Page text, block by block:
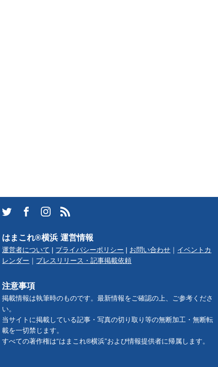
はまこれ®横浜 運営情報
運営者について | プライバシーポリシー | お問い合わせ ｜ イベントカ
レンダー ｜ プレスリリース・記事掲載依頼
注意事項
掲載情報は執筆時のものです。最新情報をご確認の上、ご参考くださ
い。
当サイトに掲載している記事・写真の切り取り等の無断加工・無断転
載を一切禁じます。
すべての著作権は“はまこれ®横浜”および情報提供者に帰属します。